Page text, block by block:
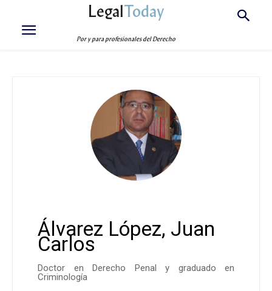
LegalToday
Por y para profesionales del Derecho
Álvarez López, Juan
Carlos
Doctor en Derecho Penal y graduado en
Criminología